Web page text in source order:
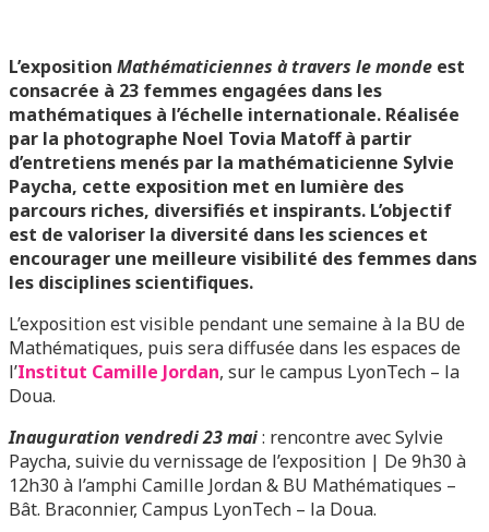
L’exposition Mathématiciennes à travers le monde est
consacrée à 23 femmes engagées dans les
mathématiques à l’échelle internationale. Réalisée
par la photographe Noel Tovia Matoff à partir
d’entretiens menés par la mathématicienne Sylvie
Paycha, cette exposition met en lumière des
parcours riches, diversifiés et inspirants. L’objectif
est de valoriser la diversité dans les sciences et
encourager une meilleure visibilité des femmes dans
les disciplines scientifiques.
L’exposition est visible pendant une semaine à la BU de
Mathématiques, puis sera diffusée dans les espaces de
l’Institut Camille Jordan, sur le campus LyonTech – la
Doua.
Inauguration vendredi 23 mai: rencontre avec Sylvie
Paycha, suivie du vernissage de l’exposition | De 9h30 à
12h30 à l’amphi Camille Jordan & BU Mathématiques –
Bât. Braconnier, Campus LyonTech – la Doua.